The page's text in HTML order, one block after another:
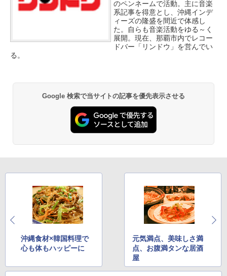
のペンネームで活動。主に音楽
系記事を得意とし、沖縄インデ
ィーズの隆盛を間近で体感し
た。自らも音楽活動をゆる～く
展開。現在、那覇市内でレコー
ドバー「リンドウ」を営んでい
る。
Google 検索で当サイトの記事を優先表示させる
沖縄食材×韓国料理で
心も体もハッピーに
元気満点、美味しさ満
点、お腹満タンな居酒
屋